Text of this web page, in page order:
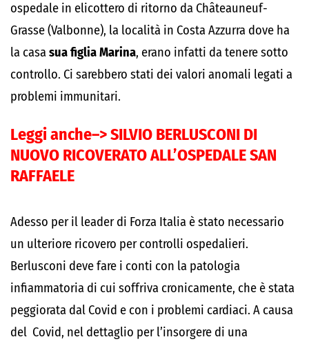
ospedale in elicottero di ritorno da Châteauneuf-
Grasse (Valbonne), la località in Costa Azzurra dove ha
la casa sua figlia Marina, erano infatti da tenere sotto
controllo. Ci sarebbero stati dei valori anomali legati a
problemi immunitari.
Leggi anche–>SILVIO BERLUSCONI DI
NUOVO RICOVERATO ALL’OSPEDALE SAN
RAFFAELE
Adesso per il leader di Forza Italia è stato necessario
un ulteriore ricovero per controlli ospedalieri.
Berlusconi deve fare i conti con la patologia
infiammatoria di cui soffriva cronicamente, che è stata
peggiorata dal Covid e con i problemi cardiaci. A causa
del Covid, nel dettaglio per l’insorgere di una